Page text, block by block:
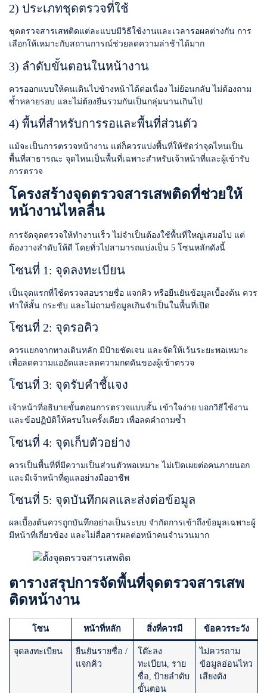
2) ประเภทชุดตรวจที่ใช้
ชุดตรวจสารเสพติดแต่ละแบบมีวิธีใช้งานและเวลารอผลต่างกัน การ
เลือกให้เหมาะกับสถานการณ์ช่วยลดความล่าช้าได้มาก
3) ลำดับขั้นตอนในหน้างาน
ควรออกแบบให้คนเดินไปข้างหน้าได้ต่อเนื่อง ไม่ย้อนกลับ ไม่ต้องถาม
ซ้ำหลายรอบ และไม่ต้องยืนรวมกันเป็นกลุ่มนานเกินไป
4) พื้นที่สำหรับการรอและพื้นที่ส่วนตัว
แม้จะเป็นการตรวจหน้างาน แต่ก็ควรแบ่งพื้นที่ให้ชัดว่าจุดไหนเป็น
พื้นที่สาธารณะ จุดไหนเป็นพื้นที่เฉพาะสำหรับเจ้าหน้าที่และผู้เข้ารับ
การตรวจ
โครงสร้างจุดตรวจสารเสพติดที่ช่วยให้
หน้างานไหลลื่น
การจัดจุดตรวจให้ทำงานเร็ว ไม่จำเป็นต้องใช้พื้นที่ใหญ่เสมอไป แต่
ต้องวางลำดับให้ดี โดยทั่วไปสามารถแบ่งเป็น 5 โซนหลักดังนี้
โซนที่ 1: จุดลงทะเบียน
เป็นจุดแรกที่ใช้ตรวจสอบรายชื่อ แจกคิว หรือยืนยันข้อมูลเบื้องต้น ควร
ทำให้สั้น กระชับ และไม่ถามข้อมูลเกินจำเป็นในพื้นที่เปิด
โซนที่ 2: จุดรอคิว
ควรแยกจากทางเดินหลัก มีป้ายชัดเจน และจัดให้เว้นระยะพอเหมาะ
เพื่อลดความแออัดและลดความกดดันของผู้เข้าตรวจ
โซนที่ 3: จุดรับคำชี้แจง
เจ้าหน้าที่อธิบายขั้นตอนการตรวจแบบสั้น เข้าใจง่าย บอกวิธีใช้งาน
และข้อปฏิบัติให้ครบในครั้งเดียว เพื่อลดคำถามซ้ำ
โซนที่ 4: จุดเก็บตัวอย่าง
ควรเป็นพื้นที่ที่มีความเป็นส่วนตัวพอเหมาะ ไม่เปิดเผยต่อคนภายนอก
และมีเจ้าหน้าที่ดูแลอย่างมืออาชีพ
โซนที่ 5: จุดบันทึกผลและส่งต่อข้อมูล
ผลเบื้องต้นควรถูกบันทึกอย่างเป็นระบบ จำกัดการเข้าถึงข้อมูลเฉพาะผู้
มีหน้าที่เกี่ยวข้อง และไม่สื่อสารผลต่อหน้าคนจำนวนมาก
ตารางสรุปการจัดพื้นที่จุดตรวจสารเสพ
ติดหน้างาน
โซน หน้าที่หลัก สิ่งที่ควรมี ข้อควรระวัง
จุดลงทะเบียน
ยืนยันรายชื่อ /
แจกคิว
โต๊ะลง
ทะเบียน, ราย
ชื่อ, ป้ายลำดับ
ขั้นตอน
ไม่ควรถาม
ข้อมูลอ่อนไหว
เสียงดัง